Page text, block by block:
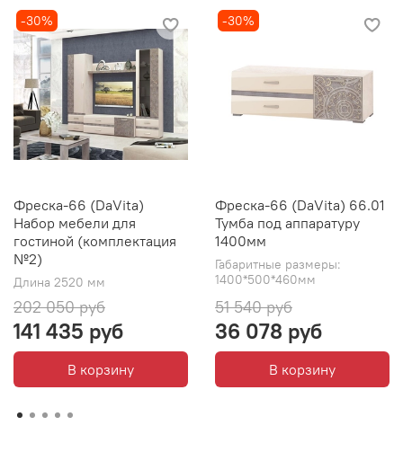
-30%
Фреска-66 (DaVita)
Набор мебели для
гостиной (комплектация
№2)
Длина 2520 мм
202 050 руб
141 435 руб
В корзину
-30%
Фреска-66 (DaVita) 66.01
Тумба под аппаратуру
1400мм
Габаритные размеры:
1400*500*460мм
51 540 руб
36 078 руб
В корзину